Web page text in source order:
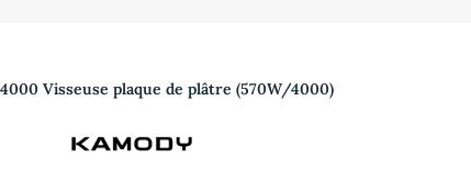
Visseuse plaque de plâtre (570W/4000)